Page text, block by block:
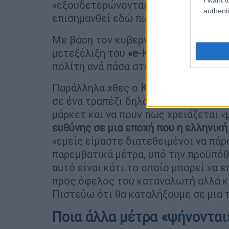
«εξουδετερώνονται» από τον
επισημανθεί εδώ πως τον Μάιο ο
Με βάση τον κυβερνητικό
μετεξέλιξη του «e-Καταναλωτής»
πολίτη ανά πάσα στιγμή να συγκρίνει
Παράλληλα χθες ο Κυριάκος
σε ένα τραπέζι δηλαδή η κυβέρνηση,
μάρκετ και να πουν πως χρειάζεται «
ευθύνης σε μια εποχή που η
«εμείς είμαστε διατεθειμένοι να
παρεμβατικά μέτρα, υπό την
αυτό είναι κάτι το οποίο μπορεί να
προς όφελος του καταναλωτή αλλά
Πιστεύω ότι θα καταλήξουμε σε μια
Ποια άλλα μέτρα